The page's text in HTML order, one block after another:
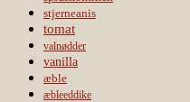
stjerneanis
tomat
valnødder
vanilla
æble
æbleeddike